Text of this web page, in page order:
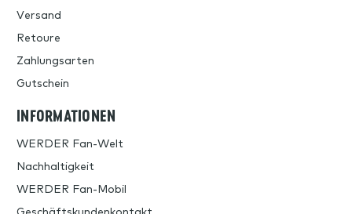
Versand
Retoure
Zahlungsarten
Gutschein
INFORMATIONEN
WERDER Fan-Welt
Nachhaltigkeit
WERDER Fan-Mobil
Geschäftskundenkontakt